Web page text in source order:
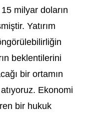
milyar doların
Yatırım
beklentilerini
bir ortamın
Ekonomi
bir hukuk